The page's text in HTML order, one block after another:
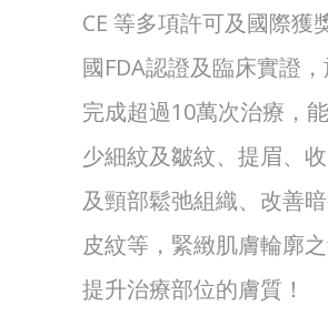
CE 等多項許可及國際獲
國FDA認證及臨床實證
完成超過10萬次治療，
少細紋及皺紋、提眉、
及頸部鬆弛組織、改善
皮紋等，緊緻肌膚輪廓
提升治療部位的膚質！